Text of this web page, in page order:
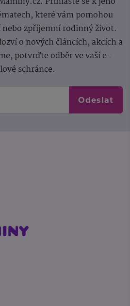
které vám pomohou
zpříjemní rodinný život.
o nových článcích, akcích a
potvrďte odběr ve vaší e-
schránce.
Odeslat